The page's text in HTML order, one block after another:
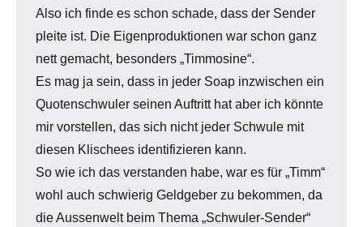
Also ich finde es schon schade, dass der Sender
pleite ist. Die Eigenproduktionen war schon ganz
nett gemacht, besonders „Timmosine“.
Es mag ja sein, dass in jeder Soap inzwischen ein
Quotenschwuler seinen Auftritt hat aber ich könnte
mir vorstellen, das sich nicht jeder Schwule mit
diesen Klischees identifizieren kann.
So wie ich das verstanden habe, war es für „Timm“
wohl auch schwierig Geldgeber zu bekommen, da
die Aussenwelt beim Thema „Schwuler-Sender“